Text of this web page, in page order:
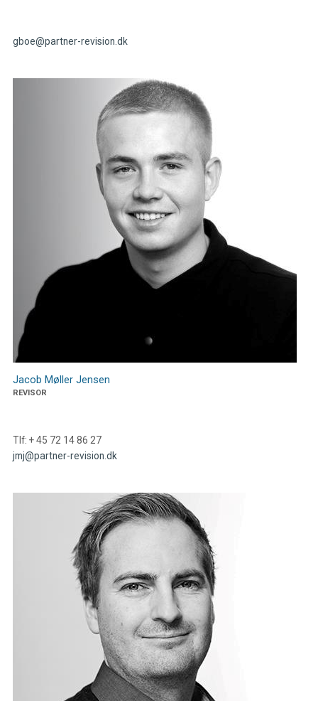
gboe@partner-revision.dk
Jacob Møller Jensen
REVISOR
Tlf: + 45 72 14 86 27
jmj@partner-revision.dk